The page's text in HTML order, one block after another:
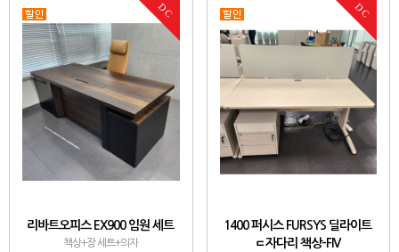
DC
리바트오피스 EX900 임원 세트
책상+장 세트+의자
DC
1400 퍼시스 FURSYS 딜라이트
ㄷ자다리 책상-FIV